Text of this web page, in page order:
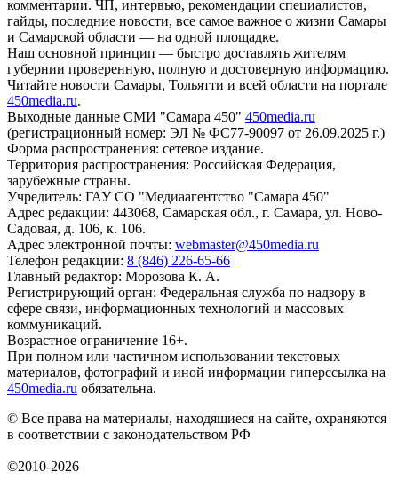
комментарии. ЧП, интервью, рекомендации специалистов,
гайды, последние новости, все самое важное о жизни Самары
и Самарской области — на одной площадке.
Наш основной принцип — быстро доставлять жителям
губернии проверенную, полную и достоверную информацию.
Читайте новости Самары, Тольятти и всей области на портале
450media.ru.
Выходные данные СМИ "Самара 450" 450media.ru
(регистрационный номер: ЭЛ № ФС77-90097 от 26.09.2025 г.)
Форма распространения: сетевое издание.
Территория распространения: Российская Федерация,
зарубежные страны.
Учредитель: ГАУ СО "Медиаагентство "Самара 450"
Адрес редакции: 443068, Самарская обл., г. Самара, ул. Ново-
Садовая, д. 106, к. 106.
Адрес электронной почты: webmaster@450media.ru
Телефон редакции: 8 (846) 226-65-66
Главный редактор: Морозова К. А.
Регистрирующий орган: Федеральная служба по надзору в
сфере связи, информационных технологий и массовых
коммуникаций.
Возрастное ограничение 16+.
При полном или частичном использовании текстовых
материалов, фотографий и иной информации гиперссылка на
450media.ru обязательна.
© Все права на материалы, находящиеся на сайте, охраняются
в соответствии с законодательством РФ
©2010-2026